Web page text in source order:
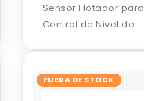
Sensor Flotador para
Control de Nivel de
FUERA DE STOCK